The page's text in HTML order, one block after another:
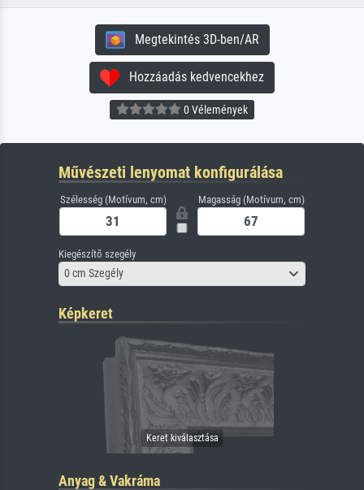
Megtekintés 3D-ben/AR
Hozzáadás kedvencekhez
0 Vélemények
Művészeti lenyomat konfigurálása
Szélesség (Motívum, cm) Magasság (Motívum, cm)
Kiegészítő szegély
0 cm Szegély
Képkeret
Anyag & Vakráma